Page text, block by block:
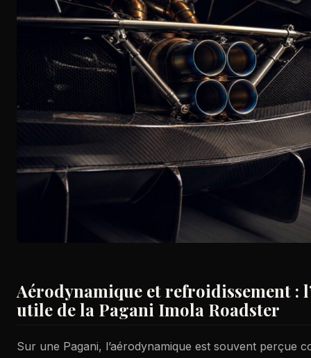
Aérodynamique et refroidissement :
utile de la Pagani Imola Roadster
Sur une Pagani, l’aérodynamique est souvent perçue